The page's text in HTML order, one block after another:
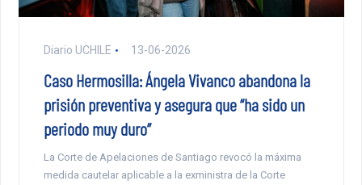
Diario UCHILE 13-06-2026
Caso Hermosilla: Ángela Vivanco abandona la
prisión preventiva y asegura que “ha sido un
periodo muy duro”
La Corte de Apelaciones de Santiago revocó la máxima
medida cautelar aplicable a la exministra de la Corte